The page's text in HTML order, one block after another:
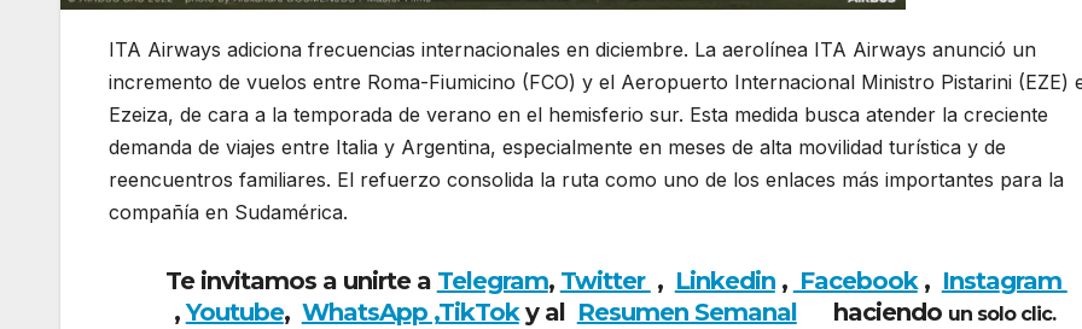
ITA Airways adiciona frecuencias internacionales en diciembre. La aerolínea ITA Airways anunció un
incremento de vuelos entre Roma-Fiumicino (FCO) y el Aeropuerto Internacional Ministro Pistarini (EZE)
Ezeiza, de cara a la temporada de verano en el hemisferio sur. Esta medida busca atender la creciente
demanda de viajes entre Italia y Argentina, especialmente en meses de alta movilidad turística y de
reencuentros familiares. El refuerzo consolida la ruta como uno de los enlaces más importantes para la
compañía en Sudamérica.
Te invitamos a unirte a Telegram, Twitter , Linkedin, Facebook, Instagram
,Youtube, WhatsApp ,TikToky al Resumen Semanalhaciendo un solo clic.